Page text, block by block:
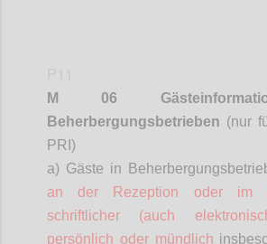
M 06
Beherbergungsbetrieben (nur
PRI)
a) Gäste in
an der Rezeption oder im
schriftlicher (auch
persönlich oder mündlich